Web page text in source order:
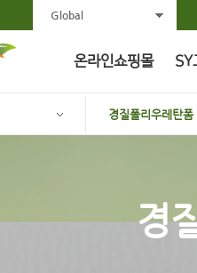
Global
온라인쇼핑몰 SY
경질폴리우레탄폼
경